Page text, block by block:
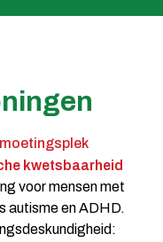
kwetsbaarheid
voor mensen met
autisme en ADHD.